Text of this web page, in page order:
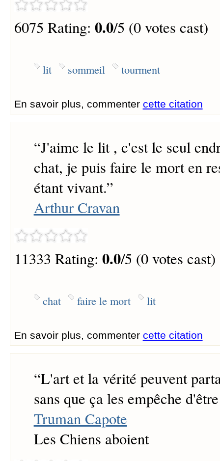
6075 Rating: 0.0/5 (0 votes cast)
lit sommeil tourment
En savoir plus, commenter cette citation
“J'aime le lit , c'est le seul
chat, je puis faire le mort en
étant vivant.”
Arthur Cravan
11333 Rating: 0.0/5 (0 votes cast)
chat faire le mort lit
En savoir plus, commenter cette citation
“L'art et la vérité peuvent
sans que ça les empêche
Truman Capote
Les Chiens aboient